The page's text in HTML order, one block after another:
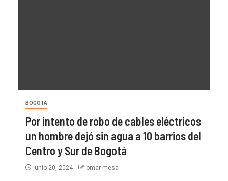
BOGOTÁ
Por intento de robo de cables eléctricos
un hombre dejó sin agua a 10 barrios del
Centro y Sur de Bogotá
junio 20, 2024 omar mesa